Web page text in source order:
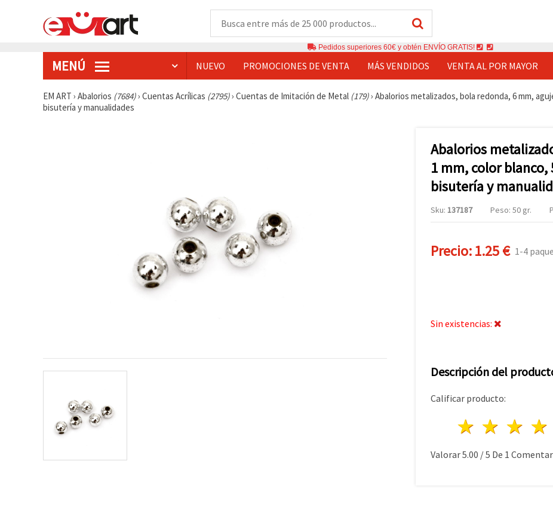
Pedidos superiores 60€ y obtén ENVÍO GRATIS!
MENÚ NUEVO PROMOCIONES DE VENTA MÁS VENDIDOS VENTA AL POR MAYOR
EM ART › Abalorios (7684)› Cuentas Acrílicas (2795)› Cuentas de Imitación de Metal (179)› Abalorios metalizados, bola redonda, 6 mm,
bisutería y manualidades
Abalorios
1 mm, color blanco,
bisutería y
Sku: 137187 Peso: 50 gr.
Precio:1.25 € 1-4
Sin existencias:
Descripción del
Calificar producto:
3
2
1
Valorar5.00 /5 De 1